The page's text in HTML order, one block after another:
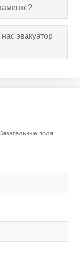
эвакуатор
поля